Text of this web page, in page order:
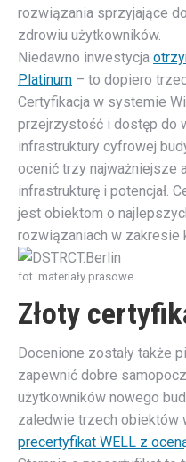
rozwiązania sprzyjające
zdrowiu użytkowników.
Niedawno inwestycja
Platinum – to dopiero
Certyfikacja w systemie
przejrzystość i dostęp do
infrastruktury cyfrowej
ocenić trzy najważniejsze
infrastrukturę i potencjał.
jest obiektom o
rozwiązaniach w zakresie
fot. materiały prasowe
Złoty
Docenione zostały także
zapewnić dobre
użytkowników nowego
zaledwie trzech obiektów
precertyfikat WELL z